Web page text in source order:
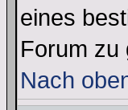
eines
Forum zu
Nach